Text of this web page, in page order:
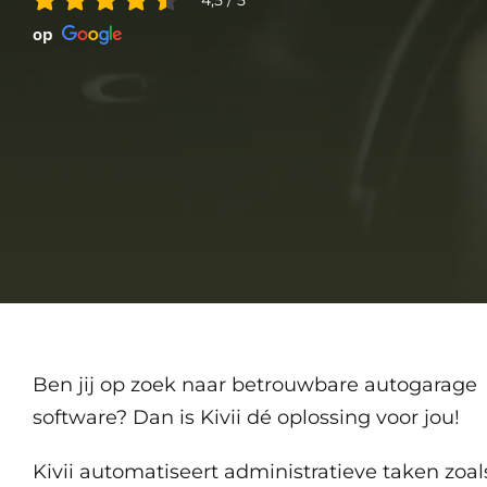
op
Ben jij op zoek naar betrouwbare autogarage
software? Dan is Kivii dé oplossing voor jou!
Kivii automatiseert administratieve taken